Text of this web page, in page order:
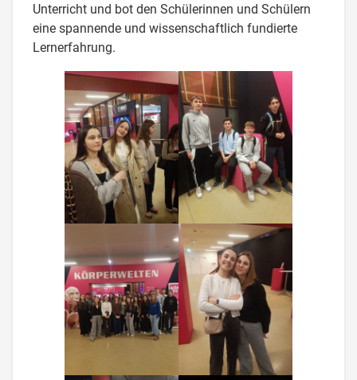
Unterricht und bot den Schülerinnen und Schülern
eine spannende und wissenschaftlich fundierte
Lernerfahrung.